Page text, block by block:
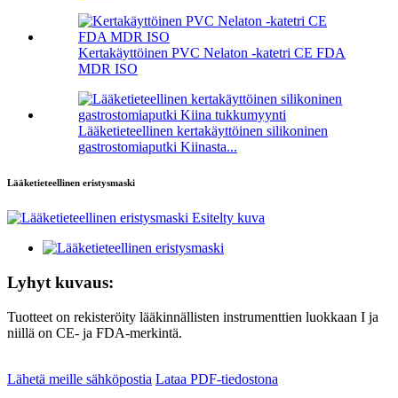
Kertakäyttöinen PVC Nelaton -katetri CE FDA
MDR ISO
Lääketieteellinen kertakäyttöinen silikoninen
gastrostomiaputki Kiinasta...
Lääketieteellinen eristysmaski
Lyhyt kuvaus:
Tuotteet on rekisteröity lääkinnällisten instrumenttien luokkaan I ja
niillä on CE- ja FDA-merkintä.
Lähetä meille sähköpostia Lataa PDF-tiedostona